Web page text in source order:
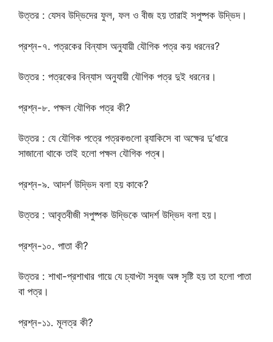
উত্তর : যেসব উদ্ভিদের ফুল, ফল ও বীজ হয় তারাই সপুষ্পক উদ্ভিদ।
প্রশ্ন-৭. পত্রকের বিন্যাস অনুযায়ী যৌগিক পত্র কয় ধরনের?
উত্তর : পত্রকের বিন্যাস অনুযায়ী যৌগিক পত্র দুই ধরনের।
প্রশ্ন-৮. পক্ষল যৌগিক পত্র কী?
উত্তর : যে যৌগিক পত্রে পত্রকগুলো র‍্যাকিসে বা অক্ষের দু’ধারে
সাজানো থাকে তাই হলো পক্ষল যৌগিক পত্ৰ।
প্রশ্ন-৯. আদর্শ উদ্ভিদ বলা হয় কাকে?
উত্তর : আবৃতবীজী সপুষ্পক উদ্ভিকে আদর্শ উদ্ভিদ বলা হয়।
প্রশ্ন-১০. পাতা কী?
উত্তর : শাখা-প্রশাখার গায়ে যে চ্যাপ্টা সবুজ অঙ্গ সৃষ্টি হয় তা হলো পাতা
বা পত্র।
প্রশ্ন-১১. মূলত্র কী?